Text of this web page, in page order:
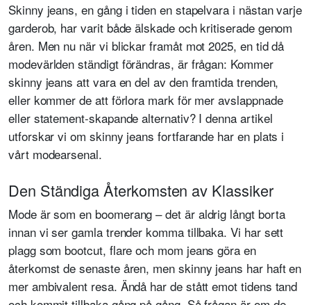
Skinny jeans, en gång i tiden en stapelvara i nästan varje
garderob, har varit både älskade och kritiserade genom
åren. Men nu när vi blickar framåt mot 2025, en tid då
modevärlden ständigt förändras, är frågan: Kommer
skinny jeans att vara en del av den framtida trenden,
eller kommer de att förlora mark för mer avslappnade
eller statement-skapande alternativ? I denna artikel
utforskar vi om skinny jeans fortfarande har en plats i
vårt modearsenal.
Den Ständiga Återkomsten av Klassiker
Mode är som en boomerang – det är aldrig långt borta
innan vi ser gamla trender komma tillbaka. Vi har sett
plagg som bootcut, flare och mom jeans göra en
återkomst de senaste åren, men skinny jeans har haft en
mer ambivalent resa. Ändå har de stått emot tidens tand